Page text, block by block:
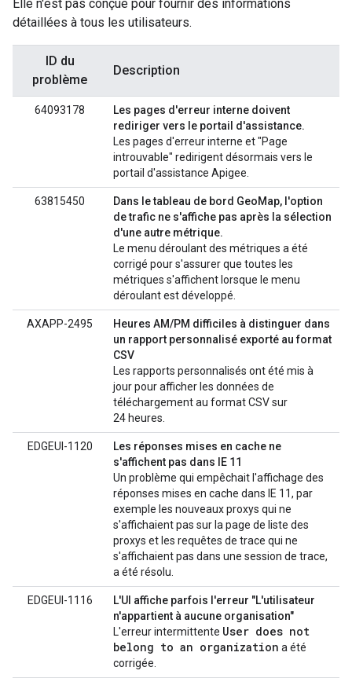
Elle n'est pas conçue pour fournir des informations
détaillées à tous les utilisateurs.
ID du
problème
Description
64093178
Les pages d'erreur interne doivent
rediriger vers le portail d'assistance.
Les pages d'erreur interne et "Page
introuvable" redirigent désormais vers le
portail d'assistance Apigee.
63815450
Dans le tableau de bord GeoMap, l'option
de trafic ne s'affiche pas après la sélection
d'une autre métrique.
Le menu déroulant des métriques a été
corrigé pour s'assurer que toutes les
métriques s'affichent lorsque le menu
déroulant est développé.
AXAPP-2495
Heures AM/PM difficiles à distinguer dans
un rapport personnalisé exporté au format
CSV
Les rapports personnalisés ont été mis à
jour pour afficher les données de
téléchargement au format CSV sur
24 heures.
EDGEUI-1120
Les réponses mises en cache ne
s'affichent pas dans IE 11
Un problème qui empêchait l'affichage des
réponses mises en cache dans IE 11, par
exemple les nouveaux proxys qui ne
s'affichaient pas sur la page de liste des
proxys et les requêtes de trace qui ne
s'affichaient pas dans une session de trace,
a été résolu.
EDGEUI-1116
L'UI affiche parfois l'erreur "L'utilisateur
n'appartient à aucune organisation"
L'erreur intermittente User does not
belong to an organization a été
corrigée.